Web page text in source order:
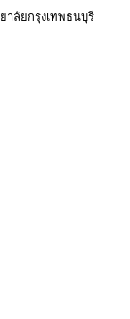
ลัยกรุงเทพธนบุรี